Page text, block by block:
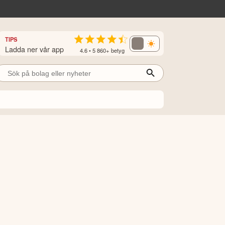
TIPS
Ladda ner vår app 4.6 • 5 860+ betyg